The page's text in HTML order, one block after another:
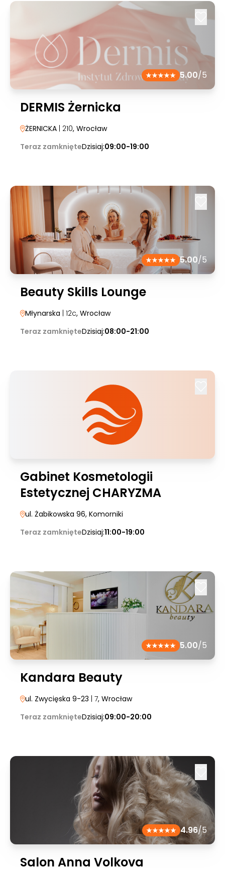
5.00/5
DERMIS Żernicka
ŻERNICKA | 210, Wrocław
Teraz zamknięteDzisiaj:09:00-19:00
5.00/5
Beauty Skills Lounge
Młynarska | 12c, Wrocław
Teraz zamknięteDzisiaj:08:00-21:00
Gabinet Kosmetologii
Estetycznej CHARYZMA
ul. Żabikowska 96, Komorniki
Teraz zamknięteDzisiaj:11:00-19:00
5.00/5
Kandara Beauty
ul. Zwycięska 9-23 | 7, Wrocław
Teraz zamknięteDzisiaj:09:00-20:00
4.96/5
Salon Anna Volkova